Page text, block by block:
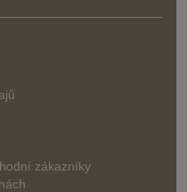
zákazníky